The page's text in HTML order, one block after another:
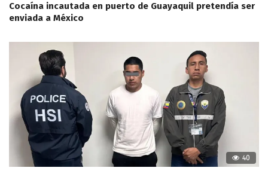
Cocaína incautada en puerto de Guayaquil pretendía ser
enviada a México
40